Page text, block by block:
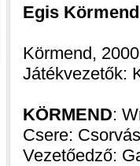
Egis Körmend
Körmend,
Játékvezetők:
KÖRMEND:
Csere:
Vezetőedző: